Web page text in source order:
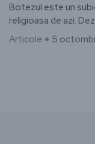
Botezul este un
religioasa de azi.
Articole
5